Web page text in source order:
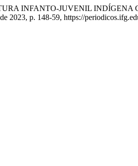
INFANTO-JUVENIL
2023, p. 148-59, https://